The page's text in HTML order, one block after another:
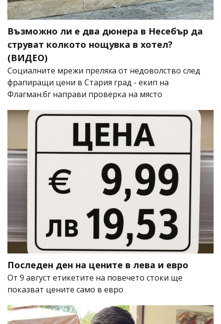
Възможно ли е два дюнера в Несебър да
струват колкото нощувка в хотел?
(ВИДЕО)
Социалните мрежи преляха от недоволство след
фрапиращи цени в Стария град - екип на
Флагман.бг направи проверка на място
Последен ден на цените в лева и евро
От 9 август етикетите на повечето стоки ще
показват цените само в евро